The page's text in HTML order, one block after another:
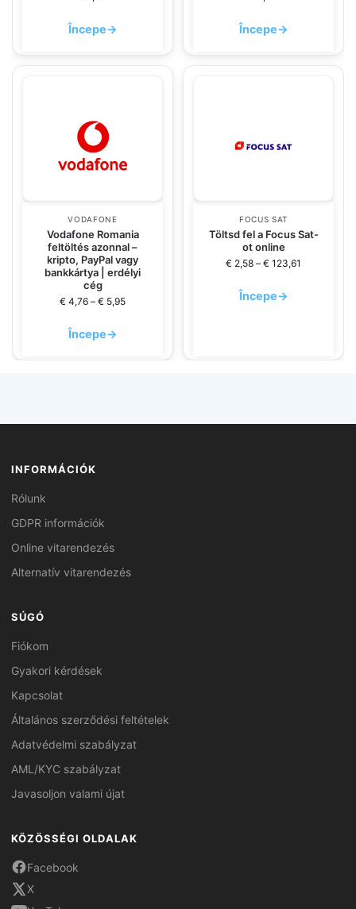
Începe→ Începe→
VODAFONE
Vodafone Romania
feltöltés azonnal –
kripto, PayPal vagy
bankkártya | erdélyi
cég
€ 4,76 – € 5,95
Începe→
FOCUS SAT
Töltsd fel a Focus Sat-
ot online
€ 2,58 – € 123,61
Începe→
INFORMÁCIÓK
Rólunk
GDPR információk
Online vitarendezés
Alternatív vitarendezés
SÚGÓ
Fiókom
Gyakori kérdések
Kapcsolat
Általános szerződési feltételek
Adatvédelmi szabályzat
AML/KYC szabályzat
Javasoljon valami újat
KÖZÖSSÉGI OLDALAK
Facebook
X